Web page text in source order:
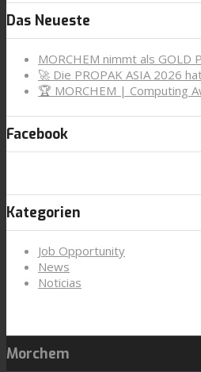
Das Neueste
MORCHEM nimmt als GOLD
🚀 Die PROPAK ASIA 2026
🏆 MORCHEM | Computing
Facebook
Kategorien
Job Opportunity
News
Noticias
Morchem